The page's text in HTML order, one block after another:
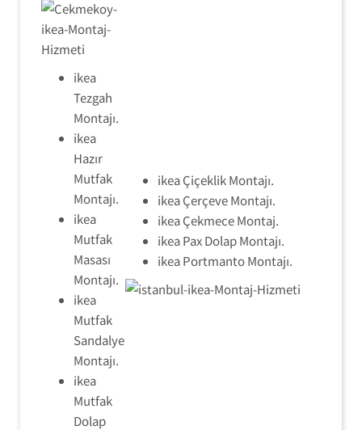
ikea
Tezgah
Montajı.
ikea
Hazır
Mutfak
Montajı.
ikea
Mutfak
Masası
Montajı.
ikea
Mutfak
Sandalye
Montajı.
ikea
Mutfak
Dolap
ikea Çiçeklik Montajı.
ikea Çerçeve Montajı.
ikea Çekmece Montaj.
ikea Pax Dolap Montajı.
ikea Portmanto Montajı.